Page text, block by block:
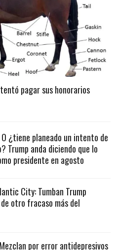
pagar sus honorarios
¿tiene planeado un intento de
Trump anda diciendo que lo
presidente en agosto
City: Tumban Trump
otro fracaso más del
por error antidepresivos